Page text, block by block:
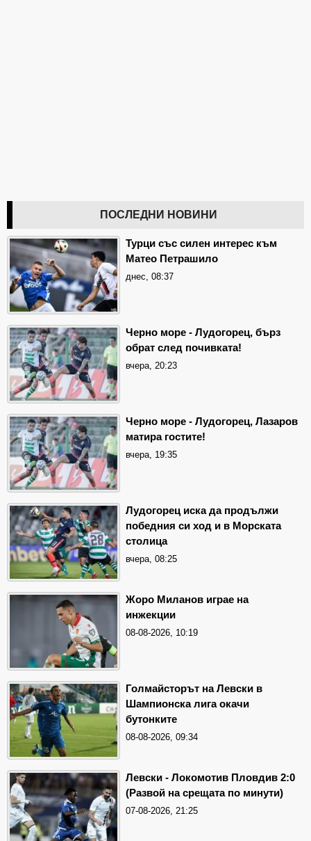
ПОСЛЕДНИ НОВИНИ
Турци със силен интерес към
Матео Петрашило
днес, 08:37
Черно море - Лудогорец, бърз
обрат след почивката!
вчера, 20:23
Черно море - Лудогорец, Лазаров
матира гостите!
вчера, 19:35
Лудогорец иска да продължи
победния си ход и в Морската
столица
вчера, 08:25
Жоро Миланов играе на
инжекции
08-08-2026, 10:19
Голмайсторът на Левски в
Шампионска лига окачи
бутонките
08-08-2026, 09:34
Левски - Локомотив Пловдив 2:0
(Развой на срещата по минути)
07-08-2026, 21:25